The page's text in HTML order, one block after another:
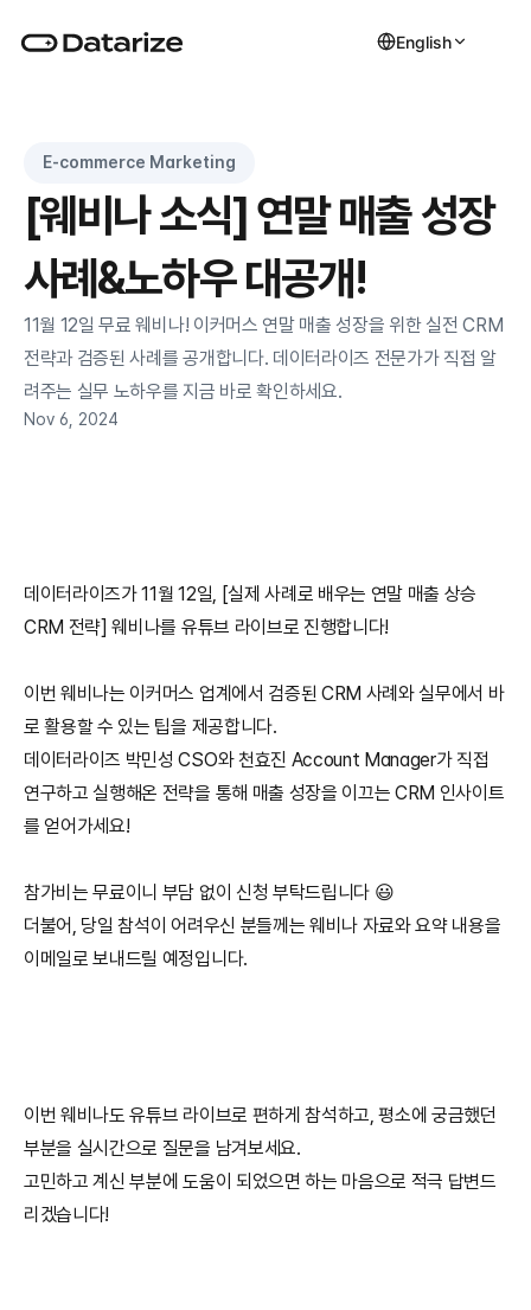
English
E-commerce Marketing
[웨비나 소식] 연말 매출 성장
사례&노하우 대공개!
11월 12일 무료 웨비나! 이커머스 연말 매출 성장을 위한 실전 CRM
전략과 검증된 사례를 공개합니다. 데이터라이즈 전문가가 직접 알
려주는 실무 노하우를 지금 바로 확인하세요.
Nov 6, 2024
데이터라이즈가 11월 12일, [실제 사례로 배우는 연말 매출 상승
CRM 전략] 웨비나를 유튜브 라이브로 진행합니다!
이번 웨비나는 이커머스 업계에서 검증된 CRM 사례와 실무에서 바
로 활용할 수 있는 팁을 제공합니다.
데이터라이즈 박민성 CSO와 천효진 Account Manager가 직접
연구하고 실행해온 전략을 통해 매출 성장을 이끄는 CRM 인사이트
를 얻어가세요!
참가비는 무료이니 부담 없이 신청 부탁드립니다 😃
더불어, 당일 참석이 어려우신 분들께는 웨비나 자료와 요약 내용을
이메일로 보내드릴 예정입니다.
이번 웨비나도 유튜브 라이브로 편하게 참석하고, 평소에 궁금했던
부분을 실시간으로 질문을 남겨보세요.
고민하고 계신 부분에 도움이 되었으면 하는 마음으로 적극 답변드
리겠습니다!